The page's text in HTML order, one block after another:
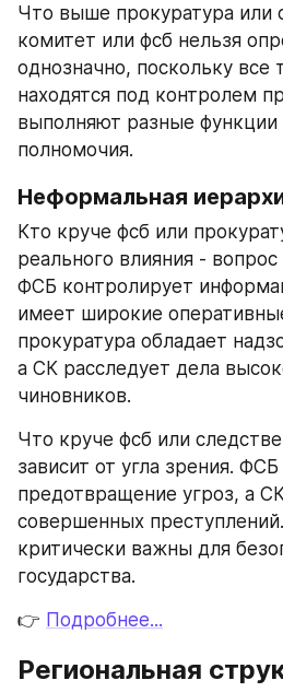
Что выше прокуратура или
комитет или фсб нельзя
однозначно, поскольку все
находятся под контролем
выполняют разные
полномочия.
Неформальная
Кто круче фсб или
реального влияния -
ФСБ контролирует
имеет широкие
прокуратура обладает
а СК расследует дела
чиновников.
Что круче фсб или
зависит от угла зрения.
предотвращение угроз, а
совершенных
критически важны для
государства.
👉 Подробнее...
Региональная